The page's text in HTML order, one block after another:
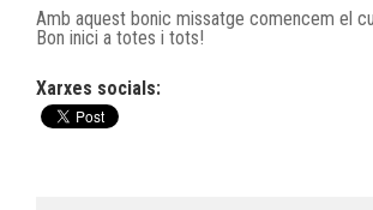
Amb aquest bonic missatge comencem el
Bon inici a totes i tots!
Xarxes socials: